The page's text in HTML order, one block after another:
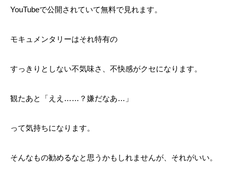
YouTubeで公開されていて無料で見れます。
モキュメンタリーはそれ特有の
すっきりとしない不気味さ、 不快感がクセになります。
観たあと「ええ……？嫌だなあ…」
って気持ちになります。
そんなもの勧めるなと思うかもしれませんが、それがいい。